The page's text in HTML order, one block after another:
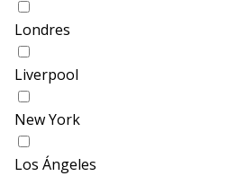
Londres
Liverpool
New York
Los Ángeles